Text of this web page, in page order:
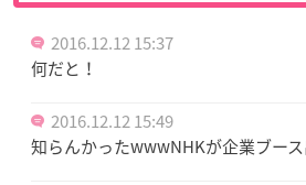
2016.12.12 15:37
何だと！
2016.12.12 15:49
知らんかったwwwNHKが企業ブー